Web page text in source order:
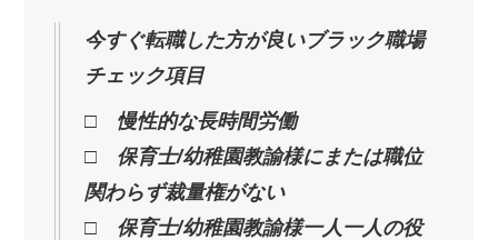
今すぐ転職した方が良いブラック職場
チェック項目
□ 慢性的な長時間労働
□ 保育士/幼稚園教諭様にまたは職位
関わらず裁量権がない
□ 保育士/幼稚園教諭様一人一人の役